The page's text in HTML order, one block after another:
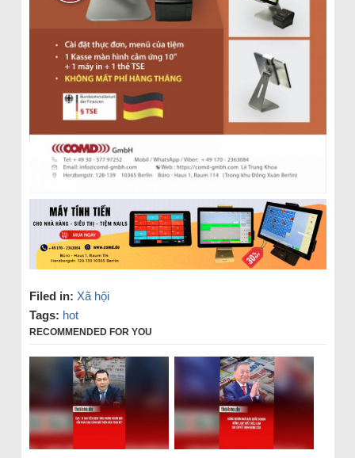
Filed in: Xã hội
Tags: hot
RECOMMENDED FOR YOU